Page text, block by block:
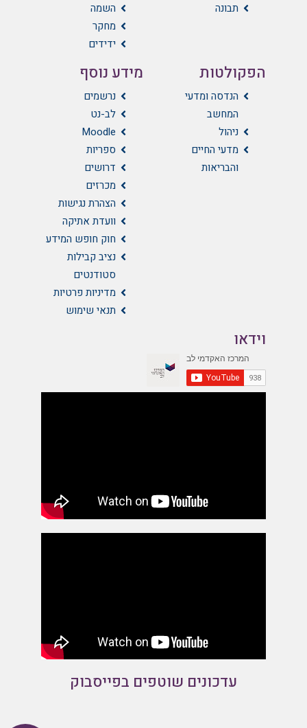
תבונה
הפקולטות
הנדסה ומדעי
המחשב
ניהול
מדעי החיים
והבריאות
השמה
מחקר
ידידים
מידע נוסף
נרשמים
לב-נט
Moodle
ספריות
דרושים
מכרזים
הצהרת נגישות
וועדת אתיקה
חוק חופש המידע
נציב קבילות
סטודנטים
מדיניות פרטיות
תנאי שימוש
וידאו
עדכונים שוטפים בפייסבוק